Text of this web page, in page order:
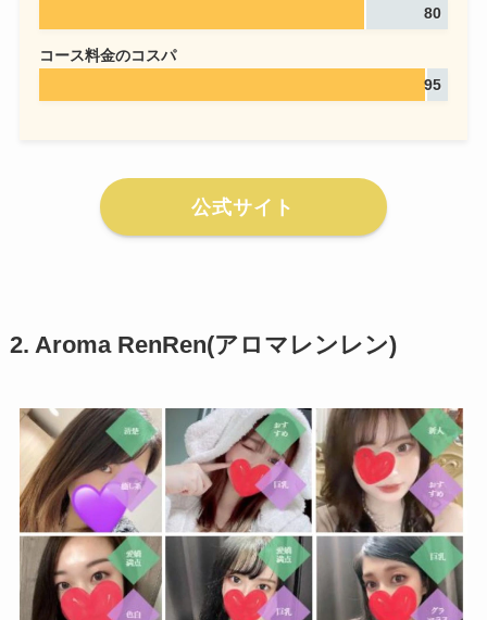
80
コース料金のコスパ
95
公式サイト
2. Aroma RenRen(アロマレンレン)